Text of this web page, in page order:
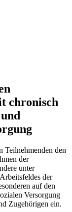
chronisch
Teilnehmenden den
der
unter
der
auf den
Versorgung
Zugehörigen ein.